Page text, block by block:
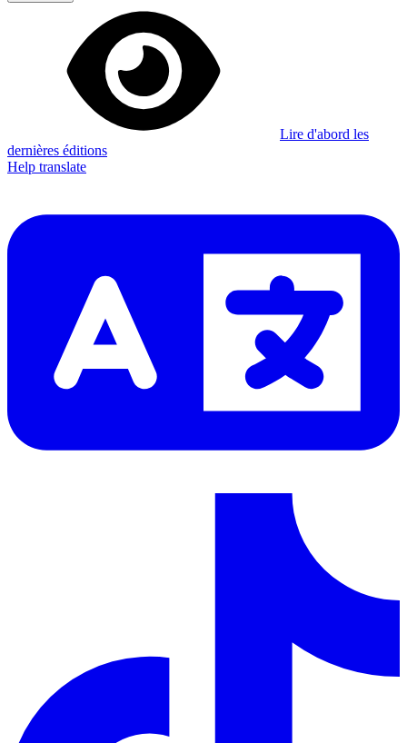
Lire d'abord les
dernières éditions
Help translate